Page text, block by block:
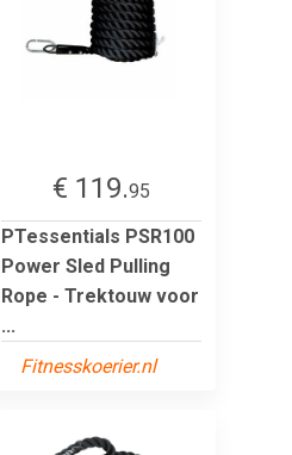
€ 119.95
PTessentials PSR100
Power Sled Pulling
Rope - Trektouw voor
...
Fitnesskoerier.nl